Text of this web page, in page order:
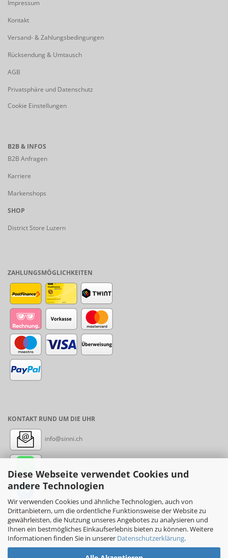
Diese Webseite verwendet Cookies und
andere Technologien
Wir verwenden Cookies und ähnliche Technologien, auch von
Drittanbietern, um die ordentliche Funktionsweise der Website zu
gewährleisten, die Nutzung unseres Angebotes zu analysieren und
Ihnen ein bestmögliches Einkaufserlebnis bieten zu können. Weitere
Informationen finden Sie in unserer Datenschutzerklärung.
Impressum
Kontakt
Versand- & Zahlungsbedingungen
Rücksendung & Umtausch
AGB
Privatsphäre und Datenschutz
Cookie Einstellungen
B2B & INFOS
B2B Anfragen
Karriere
Markenshops
SHOP
District Store Luzern
ZAHLUNGSMÖGLICHKEITEN
KONTAKT RUND UM DIE UHR
info@sinni.ch
Messenger: sinni.ch
Instagram: sinni_ch